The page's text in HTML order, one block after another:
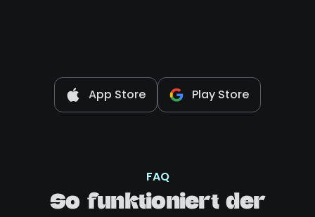
App Store Play Store
FAQ
So funktioniert der